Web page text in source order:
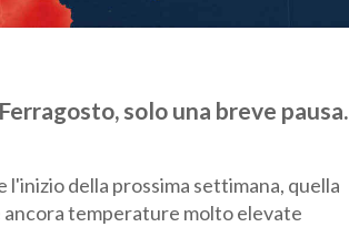
solo una breve pausa.
della prossima settimana, quella
temperature molto elevate